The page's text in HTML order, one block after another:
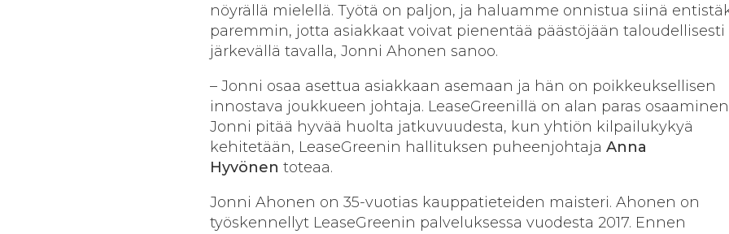
nöyrällä mielellä. Työtä on paljon, ja haluamme onnistua siinä
paremmin, jotta asiakkaat voivat pienentää päästöjään taloudellisesti
järkevällä tavalla, Jonni Ahonen sanoo.
– Jonni osaa asettua asiakkaan asemaan ja hän on poikkeuksellisen
innostava joukkueen johtaja. LeaseGreenillä on alan paras
Jonni pitää hyvää huolta jatkuvuudesta, kun yhtiön kilpailukykyä
kehitetään, LeaseGreenin hallituksen puheenjohtaja Anna
Hyvönen toteaa.
Jonni Ahonen on 35-vuotias kauppatieteiden maisteri. Ahonen on
työskennellyt LeaseGreenin palveluksessa vuodesta 2017. Ennen